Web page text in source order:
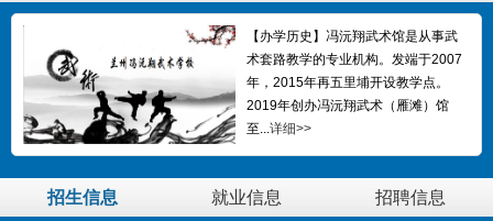
【办学历史】冯沅翔武术馆是从事武
术套路教学的专业机构。发端于2007
年，2015年再五里埔开设教学点。
2019年创办冯沅翔武术（雁滩）馆
至...详细>>
招生信息 就业信息 招聘信息